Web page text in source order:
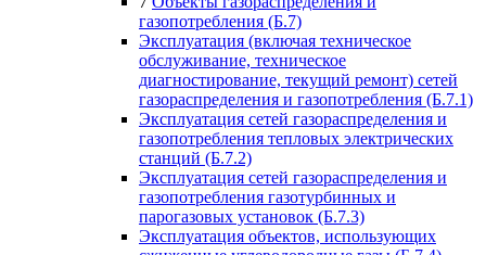
газопотребления (Б.7)
Эксплуатация (включая техническое
обслуживание, техническое
диагностирование, текущий ремонт) сетей
газораспределения и газопотребления (Б.7.1)
Эксплуатация сетей газораспределения и
газопотребления тепловых электрических
станций (Б.7.2)
Эксплуатация сетей газораспределения и
газопотребления газотурбинных и
парогазовых установок (Б.7.3)
Эксплуатация объектов, использующих